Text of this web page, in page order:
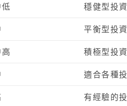
穩健型投
平衡型投
積極型投
適合各種
有經驗的